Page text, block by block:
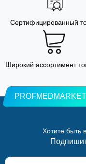
Сертифицированный
Широкий ассортимент
PROFMEDMARKET
Хотите быть